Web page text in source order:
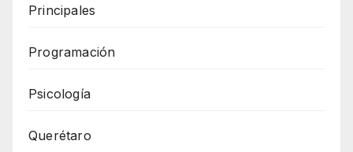
Principales
Programación
Psicología
Querétaro